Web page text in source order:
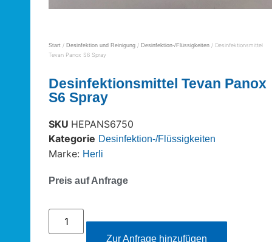
Start / Desinfektion und Reinigung / Desinfektion-/Flüssigkeiten / Desinfektionsmittel
Tevan Panox S6 Spray
Desinfektionsmittel Tevan Panox
S6 Spray
SKU HEPANS6750
Kategorie Desinfektion-/Flüssigkeiten
Marke: Herli
Preis auf Anfrage
Zur Anfrage hinzufügen